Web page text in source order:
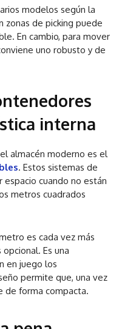
modelos según la
zonas de picking puede
En cambio, para mover
uno robusto y de
interna
almacén moderno es el
. Estos sistemas de
cuando no están
metros cuadrados
es cada vez más
Es una
en juego los
permite que, una vez
de forma compacta.